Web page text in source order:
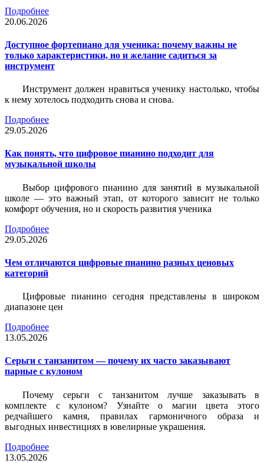
Подробнее
20.06.2026
Доступное фортепиано для ученика: почему важны не
только характеристики, но и желание садиться за
инструмент
Инструмент должен нравиться ученику настолько, чтобы
к нему хотелось подходить снова и снова.
Подробнее
29.05.2026
Как понять, что цифровое пианино подходит для
музыкальной школы
Выбор цифрового пианино для занятий в музыкальной
школе — это важный этап, от которого зависит не только
комфорт обучения, но и скорость развития ученика
Подробнее
29.05.2026
Чем отличаются цифровые пианино разных ценовых
категорий
Цифровые пианино сегодня представлены в широком
диапазоне цен
Подробнее
13.05.2026
Серьги с танзанитом — почему их часто заказывают
парные с кулоном
Почему серьги с танзанитом лучше заказывать в
комплекте с кулоном? Узнайте о магии цвета этого
редчайшего камня, правилах гармоничного образа и
выгодных инвестициях в ювелирные украшения.
Подробнее
13.05.2026